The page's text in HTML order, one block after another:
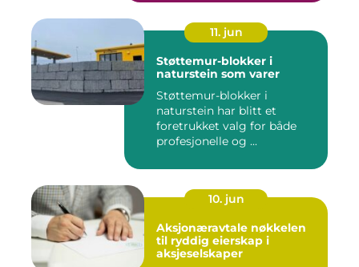
11. jun
Støttemur-blokker i
naturstein som varer
Støttemur-blokker i
naturstein har blitt et
foretrukket valg for både
profesjonelle og ...
10. jun
Aksjonæravtale nøkkelen
til ryddig eierskap i
aksjeselskaper